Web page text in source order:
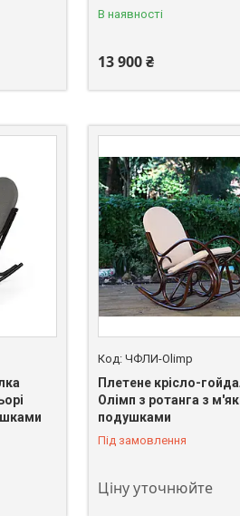
В наявності
13 900 ₴
ЧФЛИ-Olimp
Плетене крісло-
Олімп з ротанга з
подушками
Під замовлення
Ціну уточнюйте